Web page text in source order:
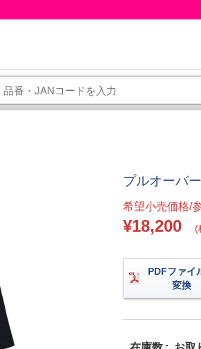
プルオーバ
希望小売価格/
¥18,200 (
PDFファイ
変換